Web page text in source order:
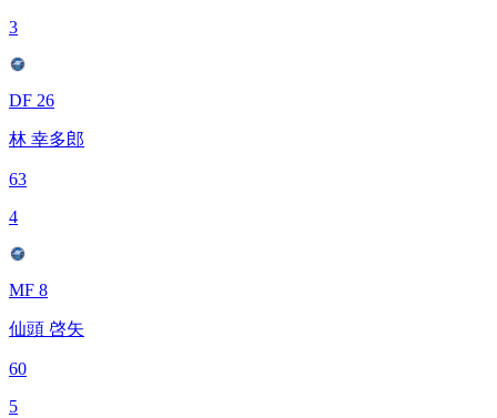
3
DF 26
林 幸多郎
63
4
MF 8
仙頭 啓矢
60
5